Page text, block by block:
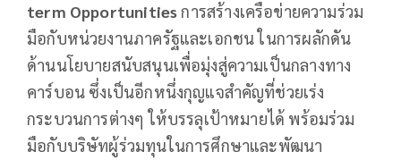
term Opportunitiesการสร้างเครือข่ายความร่วม
มือกับหน่วยงานภาครัฐและเอกชน ในการผลักดัน
ด้านนโยบายสนับสนุนเพื่อมุ่งสู่ความเป็นกลางทาง
คาร์บอน ซึ่งเป็นอีกหนึ่งกุญแจสำคัญที่ช่วยเร่ง
กระบวนการต่างๆ ให้บรรลุเป้าหมายได้ พร้อมร่วม
มือกับบริษัทผู้ร่วมทุนในการศึกษาและพัฒนา